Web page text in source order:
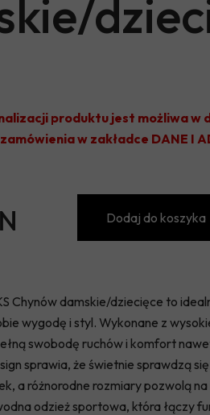
OLIMPIA
VICTORIA
UKS
Dodaj do koszyka
Chynów damskie/dziecięce to
wygodę i styl. Wykonane z
swobodę ruchów i komfort
sprawia, że świetnie sprawdzą
a różnorodne rozmiary pozwolą
odzież sportowa, która łączy
produktu jest możliwa w
w zakładce DANE I